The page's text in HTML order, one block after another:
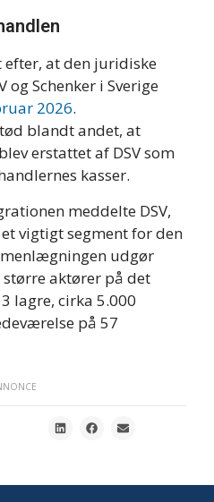
at den juridiske
Schenker i Sverige
2026.
blandt andet, at
erstattet af DSV som
kasser.
meddelte DSV,
vigtigt segment for den
udgør
aktører på det
lagre, cirka 5.000
på 57